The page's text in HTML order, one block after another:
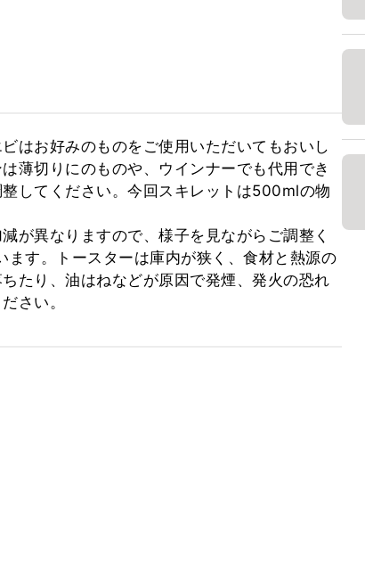
はお好みのものをご使用いただいてもおいし
薄切りにのものや、ウインナーでも代用でき
してください。今回スキレットは500mlの物
が異なりますので、様子を見ながらご調整く
す。トースターは庫内が狭く、食材と熱源の
たり、油はねなどが原因で発煙、発火の恐れ
さい。